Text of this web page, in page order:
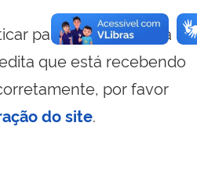
para visualizar essa
que está recebendo
por favor
do site.